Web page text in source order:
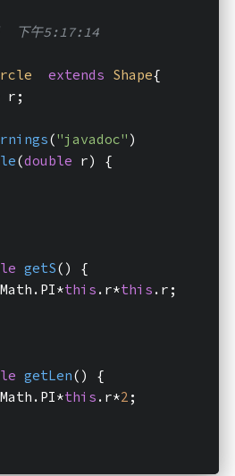
下午5:17:14
extends Shape{
r;
("javadoc" )
(double r)
{
getS()
{
Math.PI*this .r*this .r;
getLen()
{
Math.PI*this .r*2 ;